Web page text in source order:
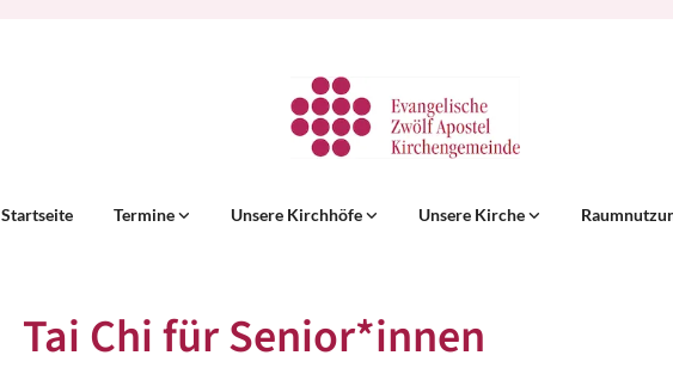
Startseite Termine Unsere Kirchhöfe Unsere Kirche
Tai Chi für Senior*innen